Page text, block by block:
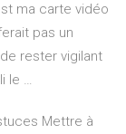
ma carte vidéo
pas un
rester vigilant
le …
Mettre à